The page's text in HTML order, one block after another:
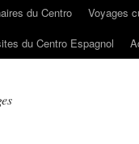
du Centro Voyages
du Centro Espagnol